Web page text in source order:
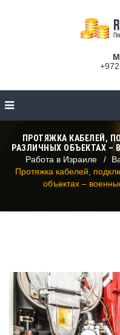
ПРОТЯЖКА КАБЕЛЕЙ,
РАЗЛИЧНЫХ ОБЪЕКТАХ –
Работа в Израиле
Протяжка кабелей,
объектах –